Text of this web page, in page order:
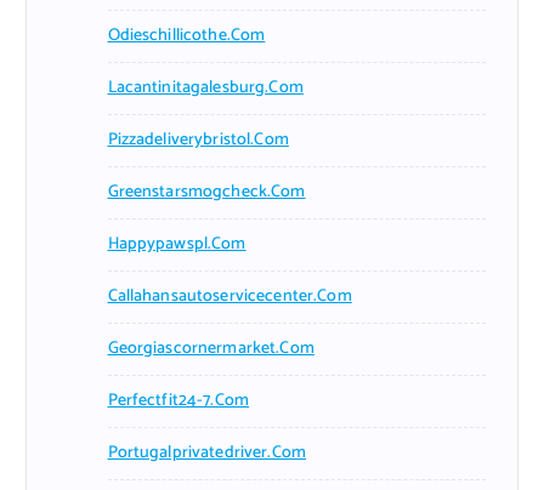
Odieschillicothe.com
Lacantinitagalesburg.com
Pizzadeliverybristol.com
Greenstarsmogcheck.com
Happypawspl.com
Callahansautoservicecenter.com
Georgiascornermarket.com
Perfectfit24-7.com
Portugalprivatedriver.com